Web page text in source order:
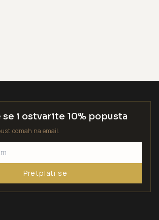
i ostvarite 10% popusta
odmah na email.
Pretplati se